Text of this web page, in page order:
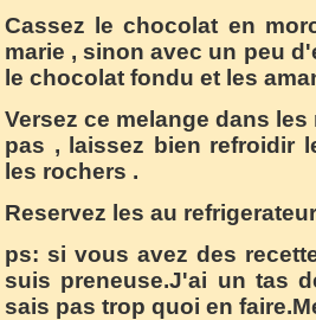
Cassez le chocolat en
marie , sinon avec un peu
le chocolat fondu et les
Versez ce melange dans
pas , laissez bien refroidir
les rochers .
Reservez les au
ps: si vous avez des
suis preneuse.J'ai un tas
sais pas trop quoi en